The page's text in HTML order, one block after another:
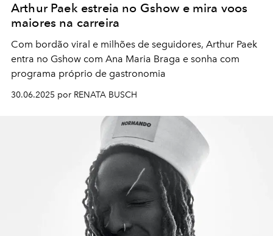
Arthur Paek estreia no Gshow e mira voos
maiores na carreira
Com bordão viral e milhões de seguidores, Arthur Paek
entra no Gshow com Ana Maria Braga e sonha com
programa próprio de gastronomia
30.06.2025 por RENATA BUSCH